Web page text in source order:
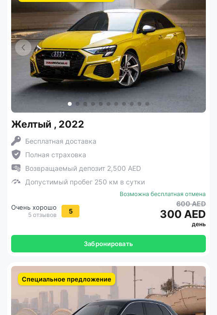
Желтый , 2022
Бесплатная доставка
Полная страховка
Возвращаемый депозит 2,500 AED
Допустимый пробег 250 км в сутки
Очень хорошо
5 отзывов 5
Возможна бесплатная отмена
600 AED
300 AED
день
Забронировать
Специальное предложение